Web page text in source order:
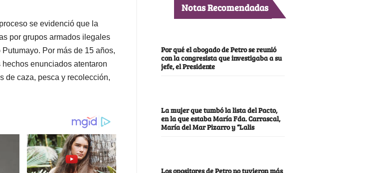
se evidenció que la
por grupos armados ilegales
Por más de 15 años,
enunciados atentaron
de caza, pesca y recolección,
Notas Recomendadas
Por qué el abogado de Petro se reunió
con la congresista que investigaba a su
jefe, el Presidente
La mujer que tumbó la lista del Pacto,
en la que estaba María Fda. Carrascal,
María del Mar Pizarro y “Lalis
Los opositores de Petro no tuvieron más